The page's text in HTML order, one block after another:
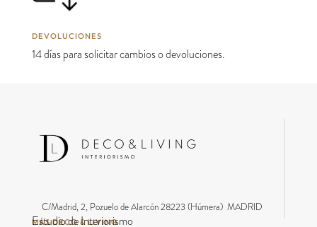
DEVOLUCIONES
14 días para solicitar cambios o devoluciones.
C/Madrid, 2, Pozuelo de Alarcón 28223 (Húmera) MADRID
MÁS DECO & LIVING
Estudio de Interiorismo